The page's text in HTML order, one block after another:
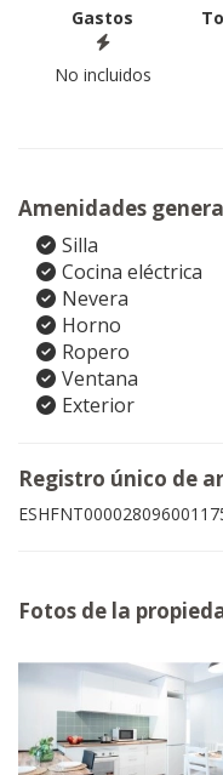
Gastos
No incluidos
Amenidades
Silla
Cocina eléctrica
Nevera
Horno
Ropero
Ventana
Exterior
Registro único de
Fotos de la